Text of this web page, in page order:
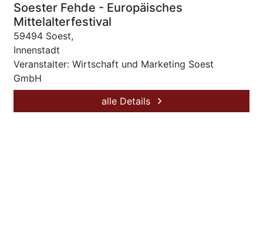
Soester Fehde - Europäisches
Mittelalterfestival
59494 Soest,
Innenstadt
Veranstalter: Wirtschaft und Marketing Soest
GmbH
alle Details